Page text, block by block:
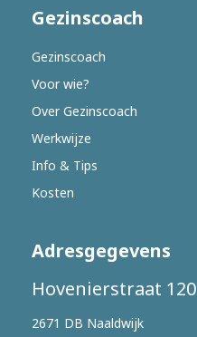
Gezinscoach
Gezinscoach
Voor wie?
Over Gezinscoach
Werkwijze
Info & Tips
Kosten
Adresgegevens
Hovenierstraat 120
2671 DB Naaldwijk